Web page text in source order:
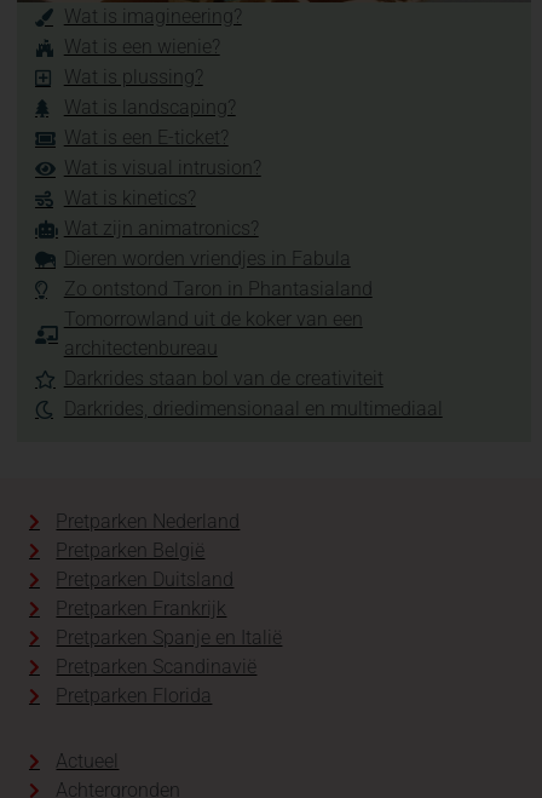
Wat is imagineering?
Wat is een wienie?
Wat is plussing?
Wat is landscaping?
Wat is een E-ticket?
Wat is visual intrusion?
Wat is kinetics?
Wat zijn animatronics?
Dieren worden vriendjes in Fabula
Zo ontstond Taron in Phantasialand
Tomorrowland uit de koker van een
architectenbureau
Darkrides staan bol van de creativiteit
Darkrides, driedimensionaal en multimediaal
Pretparken Nederland
Pretparken België
Pretparken Duitsland
Pretparken Frankrijk
Pretparken Spanje en Italië
Pretparken Scandinavië
Pretparken Florida
Actueel
Achtergronden